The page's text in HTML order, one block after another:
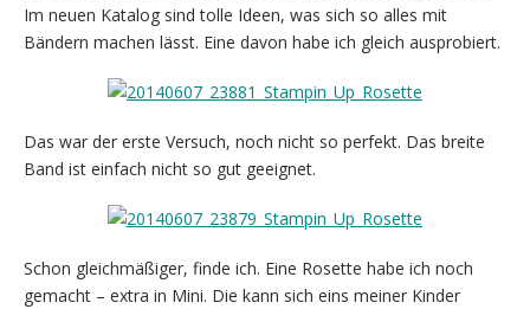
Im neuen Katalog sind tolle Ideen, was sich so alles mit
Bändern machen lässt. Eine davon habe ich gleich ausprobiert.
Das war der erste Versuch, noch nicht so perfekt. Das breite
Band ist einfach nicht so gut geeignet.
Schon gleichmäßiger, finde ich. Eine Rosette habe ich noch
gemacht – extra in Mini. Die kann sich eins meiner Kinder